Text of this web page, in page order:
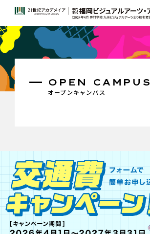
オープンキャンパス
OPEN CAMPUS